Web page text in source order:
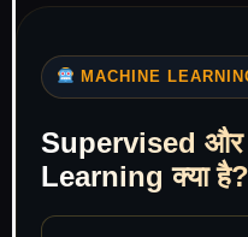
MACHINE
Supervised
Learning क्या